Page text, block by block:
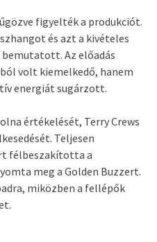
figyelték a produkciót.
és azt a kivételes
Az előadás
volt kiemelkedő, hanem
energiát sugárzott.
értékelését, Terry Crews
Teljesen
félbeszakította a
meg a Golden Buzzert.
miközben a fellépők